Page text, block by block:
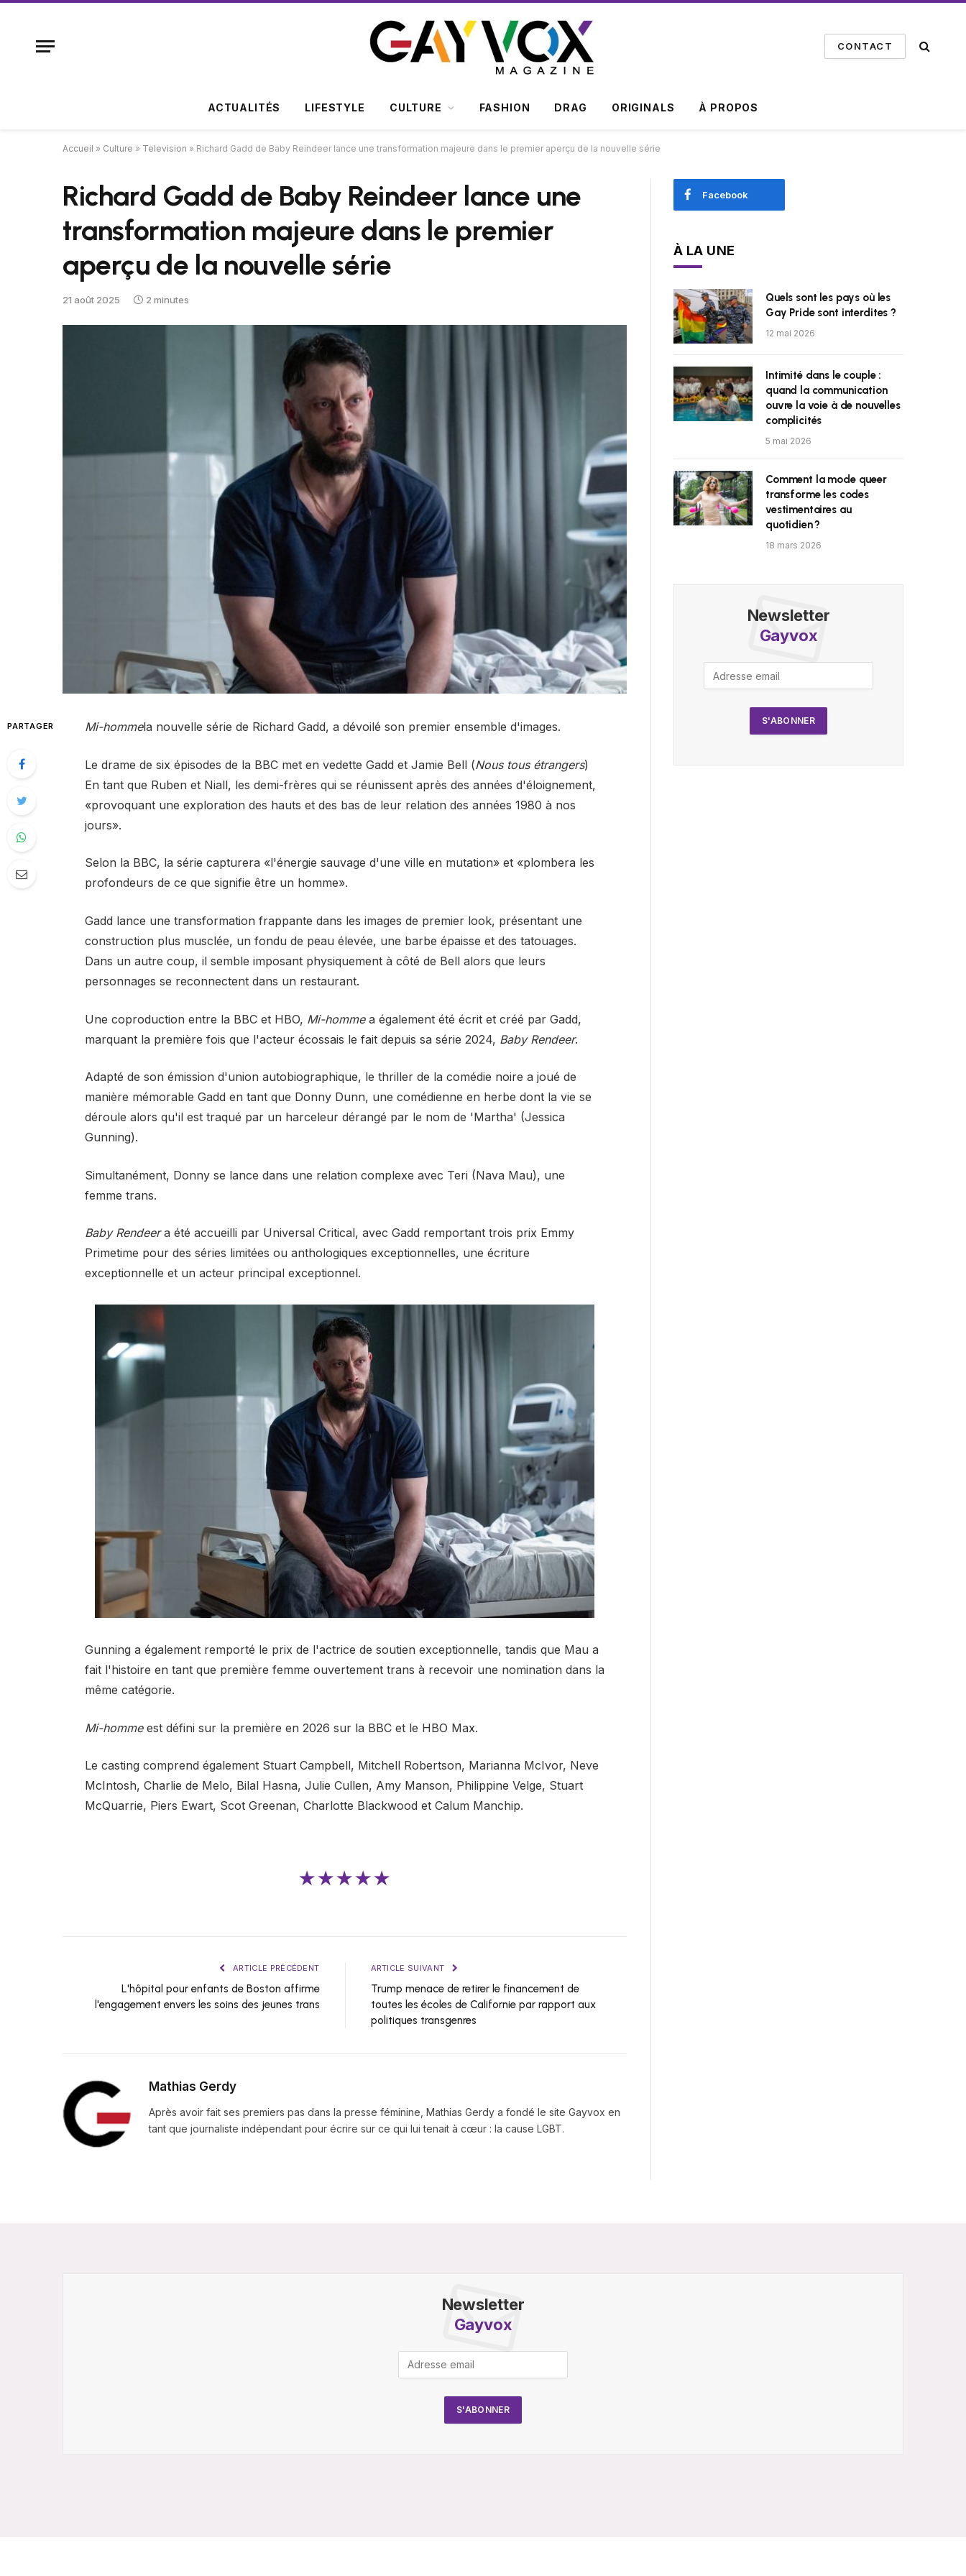
CONTACT
ACTUALITÉS LIFESTYLE CULTURE FASHION DRAG ORIGINALS À PROPOS
Accueil » Culture » Television » Richard Gadd de Baby Reindeer lance une transformation majeure dans le premier aperçu de la nouvelle série
Richard Gadd de Baby Reindeer lance une
transformation majeure dans le premier
aperçu de la nouvelle série
21 août 2025 2 minutes
PARTAGER Mi-hommela nouvelle série de Richard Gadd, a dévoilé son premier ensemble d'images.
Le drame de six épisodes de la BBC met en vedette Gadd et Jamie Bell (Nous tous étrangers)
En tant que Ruben et Niall, les demi-frères qui se réunissent après des années d'éloignement,
«provoquant une exploration des hauts et des bas de leur relation des années 1980 à nos
jours».
Selon la BBC, la série capturera «l'énergie sauvage d'une ville en mutation» et «plombera les
profondeurs de ce que signifie être un homme».
Gadd lance une transformation frappante dans les images de premier look, présentant une
construction plus musclée, un fondu de peau élevée, une barbe épaisse et des tatouages.
Dans un autre coup, il semble imposant physiquement à côté de Bell alors que leurs
personnages se reconnectent dans un restaurant.
Une coproduction entre la BBC et HBO, Mi-hommea également été écrit et créé par Gadd,
marquant la première fois que l'acteur écossais le fait depuis sa série 2024, Baby Rendeer.
Adapté de son émission d'union autobiographique, le thriller de la comédie noire a joué de
manière mémorable Gadd en tant que Donny Dunn, une comédienne en herbe dont la vie se
déroule alors qu'il est traqué par un harceleur dérangé par le nom de 'Martha' (Jessica
Gunning).
Simultanément, Donny se lance dans une relation complexe avec Teri (Nava Mau), une
femme trans.
Baby Rendeera été accueilli par Universal Critical, avec Gadd remportant trois prix Emmy
Primetime pour des séries limitées ou anthologiques exceptionnelles, une écriture
exceptionnelle et un acteur principal exceptionnel.
Gunning a également remporté le prix de l'actrice de soutien exceptionnelle, tandis que Mau a
fait l'histoire en tant que première femme ouvertement trans à recevoir une nomination dans la
même catégorie.
Mi-hommeest défini sur la première en 2026 sur la BBC et le HBO Max.
Le casting comprend également Stuart Campbell, Mitchell Robertson, Marianna McIvor, Neve
McIntosh, Charlie de Melo, Bilal Hasna, Julie Cullen, Amy Manson, Philippine Velge, Stuart
McQuarrie, Piers Ewart, Scot Greenan, Charlotte Blackwood et Calum Manchip.
★★★★★
ARTICLE PRÉCÉDENT
L'hôpital pour enfants de Boston affirme
l'engagement envers les soins des jeunes trans
ARTICLE SUIVANT
Trump menace de retirer le financement de
toutes les écoles de Californie par rapport aux
politiques transgenres
Mathias Gerdy
Après avoir fait ses premiers pas dans la presse féminine, Mathias Gerdy a fondé le site Gayvox en
tant que journaliste indépendant pour écrire sur ce qui lui tenait à cœur : la cause LGBT.
Facebook
À LA UNE
Quels sont les pays où les
Gay Pride sont interdites ?
12 mai 2026
Intimité dans le couple :
quand la communication
ouvre la voie à de nouvelles
complicités
5 mai 2026
Comment la mode queer
transforme les codes
vestimentaires au
quotidien ?
18 mars 2026
Newsletter
Gayvox
Newsletter
Gayvox